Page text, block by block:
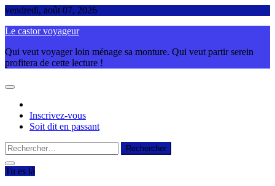
Skip
content
vendredi, août 07, 2026
Le castor voyageur
Qui veut voyager loin ménage sa monture. Qui veut partir serein
profitera de cette lecture !
Inscrivez-vous
Soit dit en passant
Rechercher :
Tu es là